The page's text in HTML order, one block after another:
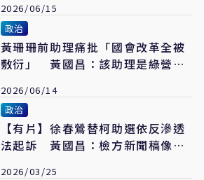
2026/06/15
政治
黃珊珊前助理痛批「國會改革全被
敷衍」 黃國昌：該助理是綠營過
2026/06/14
政治
【有片】徐春鶯替柯助選依反滲透
法起訴 黃國昌：檢方新聞稿像綠
2026/03/25